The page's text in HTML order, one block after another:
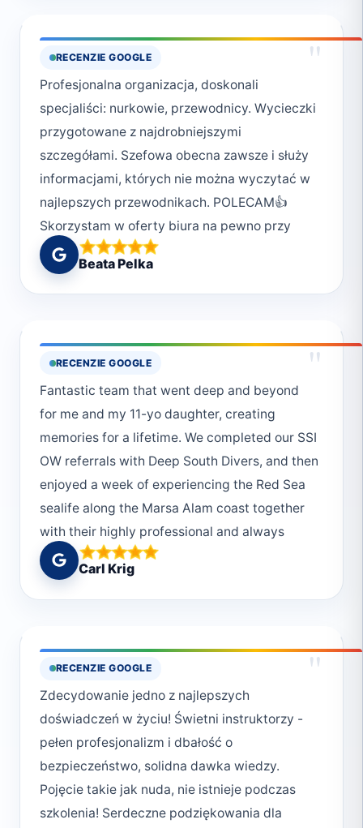
alike. I can't wait to dive with them again in
the future!Cheers to the entire Deep South
Crew.Mark
RECENZIE GOOGLE "
Profesjonalna organizacja, doskonali
specjaliści: nurkowie, przewodnicy. Wycieczki
przygotowane z najdrobniejszymi
szczegółami. Szefowa obecna zawsze i służy
informacjami, których nie można wyczytać w
najlepszych przewodnikach. POLECAM👍
Skorzystam w oferty biura na pewno przy
kolejnej wizycie w Marsa Alam
Beata Pelka
RECENZIE GOOGLE "
Fantastic team that went deep and beyond
for me and my 11-yo daughter, creating
memories for a lifetime. We completed our SSI
OW referrals with Deep South Divers, and then
enjoyed a week of experiencing the Red Sea
sealife along the Marsa Alam coast together
with their highly professional and always
caring staff.
Carl Krig
RECENZIE GOOGLE "
Zdecydowanie jedno z najlepszych
doświadczeń w życiu! Świetni instruktorzy -
pełen profesjonalizm i dbałość o
bezpieczeństwo, solidna dawka wiedzy.
Pojęcie takie jak nuda, nie istnieje podczas
szkolenia! Serdeczne podziękowania dla